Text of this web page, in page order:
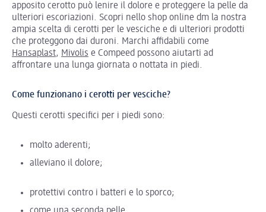
apposito cerotto può lenire il dolore e proteggere la pelle da
ulteriori escoriazioni. Scopri nello shop online dm la nostra
ampia scelta di cerotti per le vesciche e di ulteriori prodotti
che proteggono dai duroni. Marchi affidabili come
Hansaplast, Mivolis e Compeed possono aiutarti ad
affrontare una lunga giornata o nottata in piedi.
Come funzionano i cerotti per vesciche?
Questi cerotti specifici per i piedi sono:
molto aderenti;
alleviano il dolore;
protettivi contro i batteri e lo sporco;